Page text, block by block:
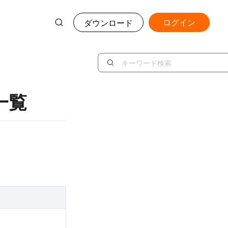
ダウンロード ログイン
覧